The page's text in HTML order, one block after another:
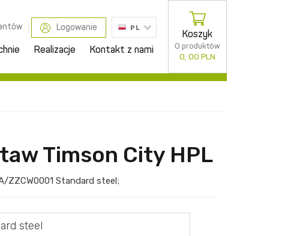
Logowanie PL
Realizacje Kontakt z nami
Koszyk
0 produktów
0, 00 PLN
Timson City HPL
ZZCW0001 Standard steel;
steel